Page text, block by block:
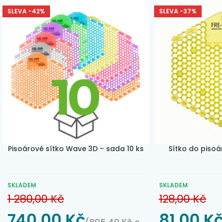
aktivně
jejich tvorbě.
Cucumber
tóny
okurky. S
jablkových
Cucumber
SLEVA -42%
Pisoárové sítko Wave 3D – sada 10 ks
SKLADEM
1 280,00Kč
SLEVA -37%
Sítko do
SKLADEM
128,00Kč